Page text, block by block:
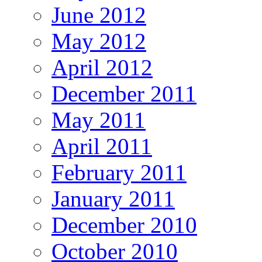
June 2012
May 2012
April 2012
December 2011
May 2011
April 2011
February 2011
January 2011
December 2010
October 2010